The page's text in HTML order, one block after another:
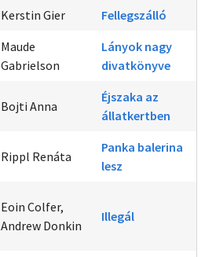
Kerstin Gier Fellegszálló
Maude
Gabrielson
Lányok nagy
divatkönyve
Bojti Anna
Éjszaka az
állatkertben
Rippl Renáta
Panka balerina
lesz
Eoin Colfer,
Andrew Donkin
Illegál